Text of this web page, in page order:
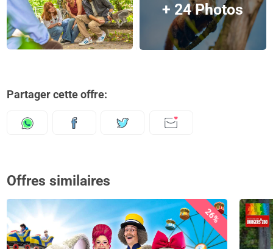
+ 24 Photos
Partager cette offre:
Offres similaires
26%